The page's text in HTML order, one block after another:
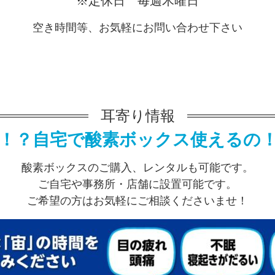
空き時間等、お気軽にお問い合わせ下さい
耳寄り情報
？自宅で酸素ボックス使えるの
酸素ボックスのご購入、レンタルも可能です。
ご自宅や事務所・店舗に設置可能です。
ご希望の方はお気軽にご相談くださいませ！